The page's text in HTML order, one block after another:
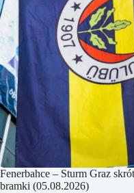
Fenerbahce – Sturm Graz
bramki (05.08.2026)